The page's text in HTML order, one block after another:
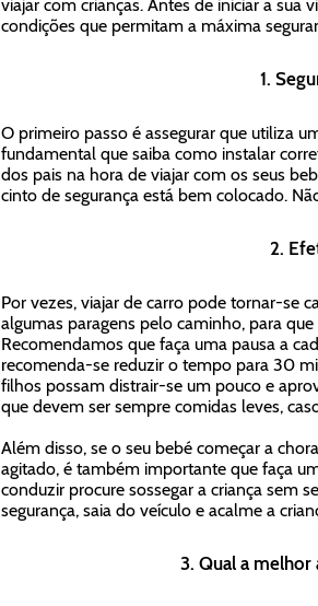
viajar com crianças. Antes de iniciar a sua
condições que permitam a máxima
1.
O primeiro passo é assegurar que utiliza
fundamental que saiba como instalar
dos pais na hora de viajar com os seus
cinto de segurança está bem colocado.
2.
Por vezes, viajar de carro pode tornar-se
algumas paragens pelo caminho, para
Recomendamos que faça uma pausa a
recomenda-se reduzir o tempo para 30
filhos possam distrair-se um pouco e
que devem ser sempre comidas leves,
Além disso, se o seu bebé começar a
agitado, é também importante que faça
conduzir procure sossegar a criança sem
segurança, saia do veículo e acalme a
3. Qual a melhor